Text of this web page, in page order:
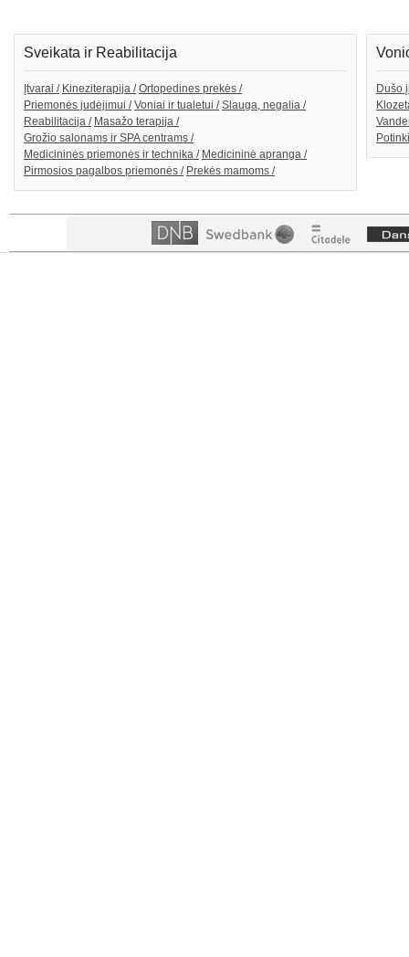
Sveikata ir Reabilitacija
Įtvarai / Kineziterapija / Ortopedines prekės /
Priemonės judėjimui / Voniai ir tualetui / Slauga, negalia /
Reabilitacija / Masažo terapija /
Grožio salonams ir SPA centrams /
Medicininės priemonės ir technika / Medicininė apranga /
Pirmosios pagalbos priemonės / Prekės mamoms /
Dušo